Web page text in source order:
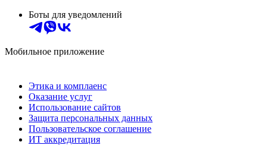
Боты для уведомлений
Мобильное приложение
Этика и комплаенс
Оказание услуг
Использование сайтов
Защита персональных данных
Пользовательское соглашение
ИТ аккредитация